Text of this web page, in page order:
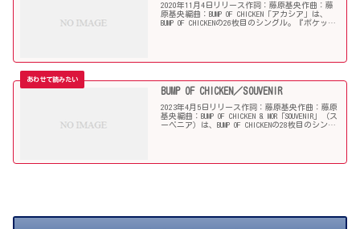
2020年11月4日リリース作詞：藤原基央作曲：藤
原基央編曲：BUMP OF CHICKEN「アカシア」は、
BUMP OF CHICKENの26枚目のシングル。『ポケット
BUMP OF CHICKEN／SOUVENIR
2023年4月5日リリース作詞：藤原基央作曲：藤原
基央編曲：BUMP OF CHICKEN & MOR「SOUVENIR」（ス
ーベニア）は、BUMP OF CHICKENの28枚目のシング